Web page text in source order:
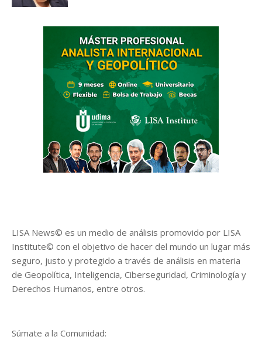
LISA News© es un medio de análisis promovido por LISA
Institute© con el objetivo de hacer del mundo un lugar más
seguro, justo y protegido a través de análisis en materia
de Geopolítica, Inteligencia, Ciberseguridad, Criminología y
Derechos Humanos, entre otros.
Súmate a la Comunidad: